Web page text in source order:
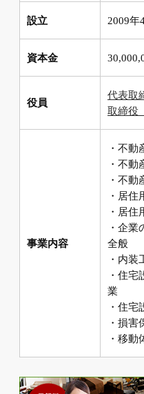
設立 2009年
資本金
役員
代表取
取締役
事業内容
・不動
・不動
・不
・居
・居
・企
全般
・内装
・住
業
・住
・損害
・移動